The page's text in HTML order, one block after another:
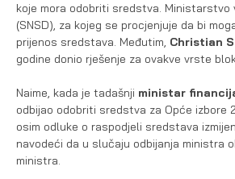
koje mora odobriti sredstva. Ministarstvo
(SNSD), za kojeg se procjenjuje da bi
prijenos sredstava. Međutim, Christian
godine donio rješenje za ovakve vrste
Naime, kada je tadašnji ministar
odbijao odobriti sredstva za Opće izbore
osim odluke o raspodjeli sredstava
navodeći da u slučaju odbijanja ministra
ministra.